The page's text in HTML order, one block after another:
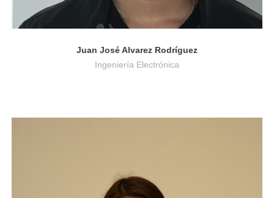
Juan José Alvarez Rodríguez
Ingeniería Electrónica